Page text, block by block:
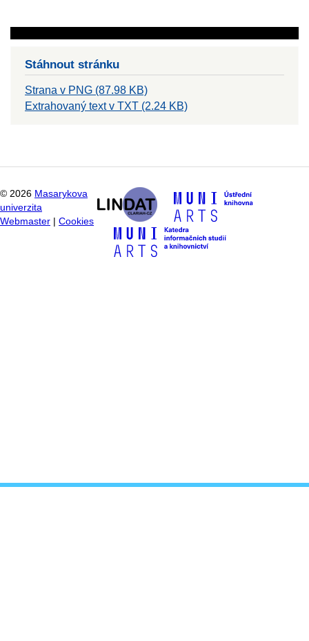
Stáhnout stránku
Strana v PNG (87.98 KB)
Extrahovaný text v TXT (2.24 KB)
© 2026 Masarykova
univerzita
Webmaster
Cookies